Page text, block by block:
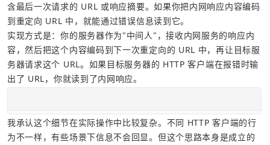
含最后一次请求的 URL 或响应摘要。如果你把内网响应内容编码
到重定向 URL 中，就能通过错误信息读到它。
实现方式是：你的服务器作为"中间人"，接收内网服务的响应内
容，然后把这个内容编码到下一次重定向的 URL 中，再让目标服
务器请求这个 URL。如果目标服务器的 HTTP 客户端在报错时输
出了 URL，你就读到了内网响应。
我承认这个细节在实际操作中比较复杂。不同 HTTP 客户端的行
为不一样，有些场景下信息不会回显。但这个思路本身是成立的